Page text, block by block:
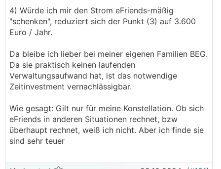
4) Würde ich mir den Strom eFriends-mäßig
"schenken", reduziert sich der Punkt (3) auf 3.600
Euro / Jahr.
Da bleibe ich lieber bei meiner eigenen Familien BEG.
Da sie praktisch keinen laufenden
Verwaltungsaufwand hat, ist das notwendige
Zeitinvestment vernachlässigbar.
Wie gesagt: Gilt nur für meine Konstellation. Ob sich
eFriends in anderen Situationen rechnet, bzw
überhaupt rechnet, weiß ich nicht. Aber ich finde sie
sind sehr teuer